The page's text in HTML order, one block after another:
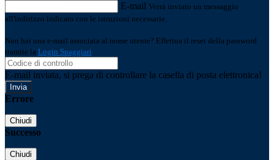
E-mail Verrà inviato un messaggio
all'indirizzo indicato con le istruzioni necessarie.
Non hai una e-mail associata al nome utente? Effettua il reset della password
tramite la Login Spaggiari
E-mail inviata, si prega di controllare la casella di posta elettronica!
Errore
Chiudi
Successo
Chiudi